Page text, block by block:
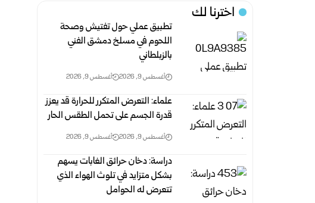
اخترنا لك
تطبيق عملي حول تفتيش وصحة
اللحوم في مسلخ ‏دمشق الفني
بالزبلطاني
أغسطس 9, 2026 أغسطس 9, 2026
علماء: التعرض المتكرر للحرارة قد يعزز
قدرة الجسم على تحمل الطقس الحار
أغسطس 9, 2026 أغسطس 9, 2026
دراسة: دخان حرائق الغابات يسهم
بشكل متزايد في تلوث الهواء الذي
تتعرض له الحوامل